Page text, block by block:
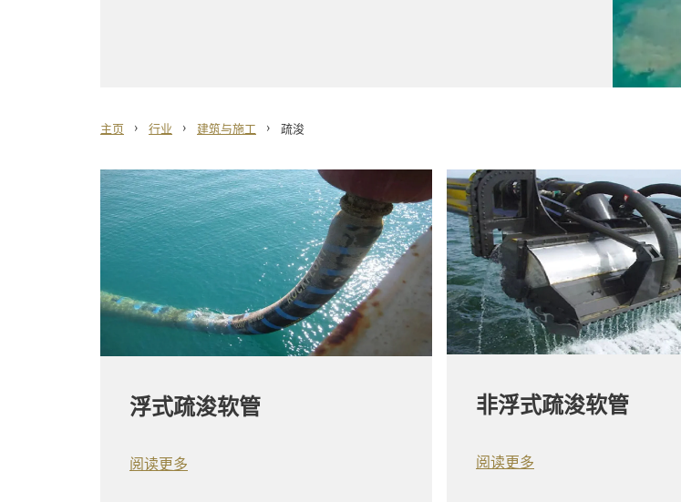
主页 › 行业 › 建筑与施工 › 疏浚
浮式疏浚软管
阅读更多
非浮式疏浚软管
阅读更多